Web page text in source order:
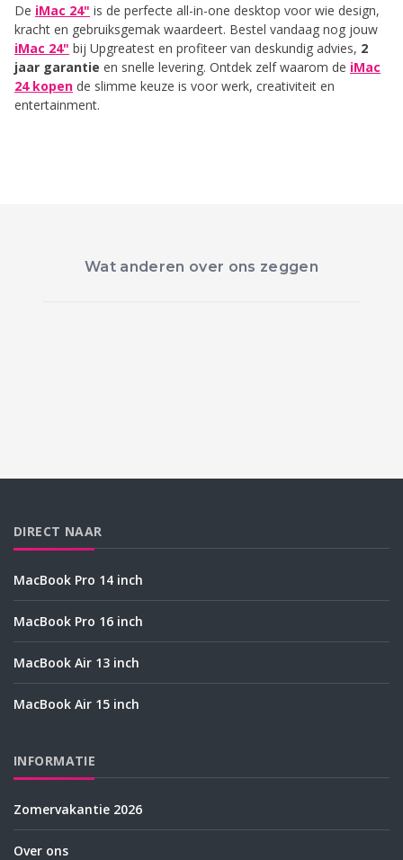
De iMac 24" is de perfecte all-in-one desktop voor wie design,
kracht en gebruiksgemak waardeert. Bestel vandaag nog jouw
iMac 24" bij Upgreatest en profiteer van deskundig advies, 2
jaar garantie en snelle levering. Ontdek zelf waarom de iMac
24 kopen de slimme keuze is voor werk, creativiteit en
entertainment.
Wat anderen over ons zeggen
DIRECT NAAR
MacBook Pro 14 inch
MacBook Pro 16 inch
MacBook Air 13 inch
MacBook Air 15 inch
INFORMATIE
Zomervakantie 2026
Over ons